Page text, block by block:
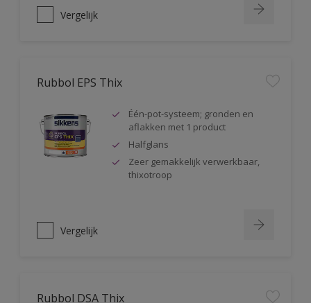
Vergelijk
Rubbol EPS Thix
Één-pot-systeem; gronden en
aflakken met 1 product
Halfglans
Zeer gemakkelijk verwerkbaar,
thixotroop
Vergelijk
Rubbol DSA Thix